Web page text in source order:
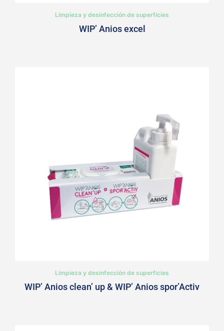
Limpieza y desinfección de superficies
WIP’ Anios excel
Limpieza y desinfección de superficies
WIP’ Anios clean’ up & WIP’ Anios spor’Activ